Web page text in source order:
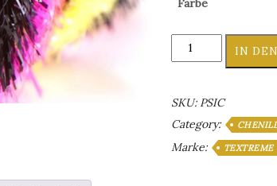
Farbe
Textreme
Super
Menge
IN
SKU: PSIC
Category:
Marke: TEXTREME